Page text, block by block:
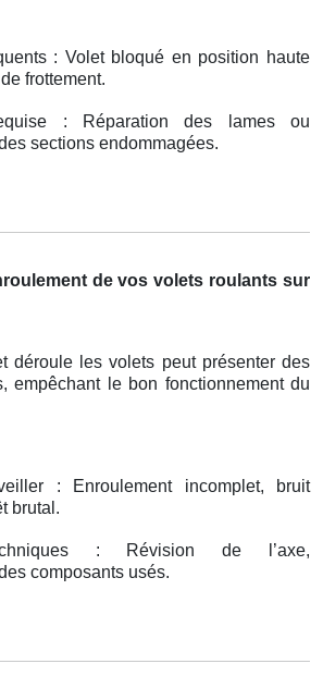
: Volet bloqué en position haute
frottement.
: Réparation des lames ou
sections endommagées.
de vos volets roulants sur
déroule les volets peut présenter des
empêchant le bon fonctionnement du
: Enroulement incomplet, bruit
brutal.
: Révision de l’axe,
composants usés.